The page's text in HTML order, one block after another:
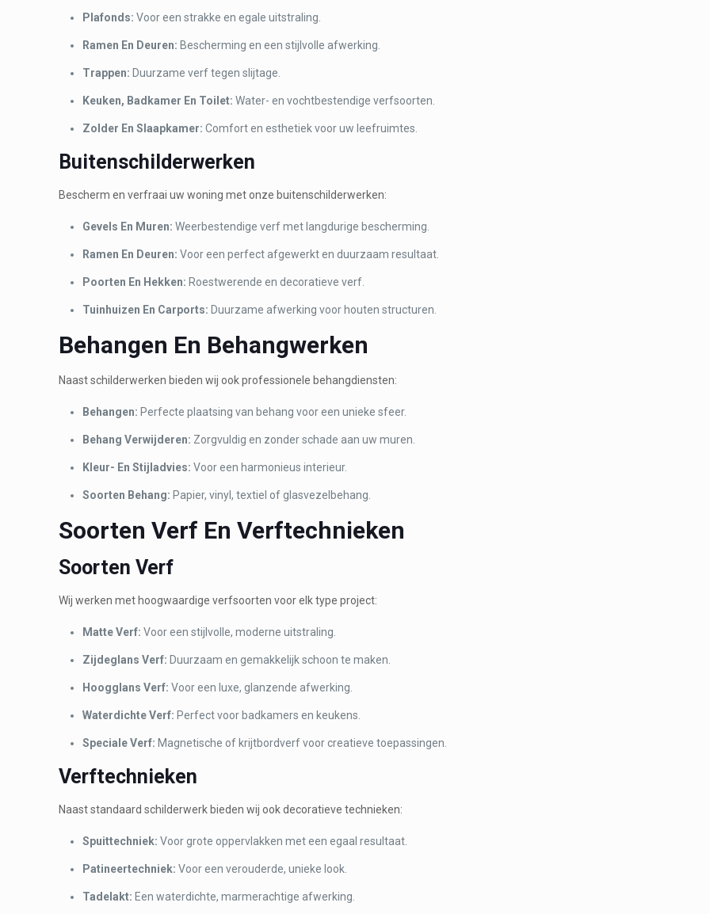
Plafonds: Voor een strakke en egale uitstraling.
Ramen En Deuren: Bescherming en een stijlvolle afwerking.
Trappen: Duurzame verf tegen slijtage.
Keuken, Badkamer En Toilet: Water- en vochtbestendige verfsoorten.
Zolder En Slaapkamer: Comfort en esthetiek voor uw leefruimtes.
Buitenschilderwerken
Bescherm en verfraai uw woning met onze buitenschilderwerken:
Gevels En Muren: Weerbestendige verf met langdurige bescherming.
Ramen En Deuren: Voor een perfect afgewerkt en duurzaam resultaat.
Poorten En Hekken: Roestwerende en decoratieve verf.
Tuinhuizen En Carports: Duurzame afwerking voor houten structuren.
Behangen En Behangwerken
Naast schilderwerken bieden wij ook professionele behangdiensten:
Behangen: Perfecte plaatsing van behang voor een unieke sfeer.
Behang Verwijderen: Zorgvuldig en zonder schade aan uw muren.
Kleur- En Stijladvies: Voor een harmonieus interieur.
Soorten Behang: Papier, vinyl, textiel of glasvezelbehang.
Soorten Verf En Verftechnieken
Soorten Verf
Wij werken met hoogwaardige verfsoorten voor elk type project:
Matte Verf: Voor een stijlvolle, moderne uitstraling.
Zijdeglans Verf: Duurzaam en gemakkelijk schoon te maken.
Hoogglans Verf: Voor een luxe, glanzende afwerking.
Waterdichte Verf: Perfect voor badkamers en keukens.
Speciale Verf: Magnetische of krijtbordverf voor creatieve toepassingen.
Verftechnieken
Naast standaard schilderwerk bieden wij ook decoratieve technieken:
Spuittechniek: Voor grote oppervlakken met een egaal resultaat.
Patineertechniek: Voor een verouderde, unieke look.
Tadelakt: Een waterdichte, marmerachtige afwerking.